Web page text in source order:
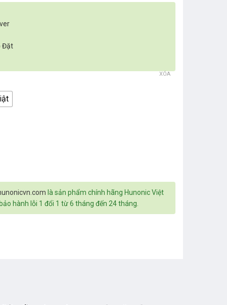
Đặt
XÓA
là sản phẩm chính hãng Hunonic Việt
hành lỗi 1 đổi 1 từ 6 tháng đến 24 tháng.